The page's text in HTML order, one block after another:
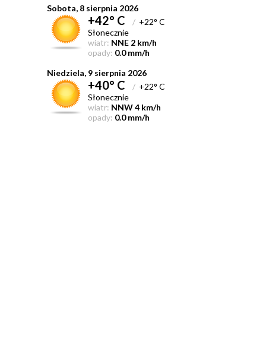
Sobota, 8 sierpnia 2026
+42° C /+22° C
Słonecznie
wiatr: NNE 2 km/h
opady: 0.0 mm/h
Niedziela, 9 sierpnia 2026
+40° C /+22° C
Słonecznie
wiatr: NNW 4 km/h
opady: 0.0 mm/h